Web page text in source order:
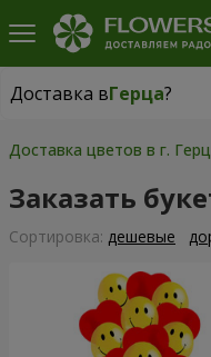
Доставка вГерца?
Доставка вГерца
Доставка цветов в г.
Заказать
Cортировка: дешевые